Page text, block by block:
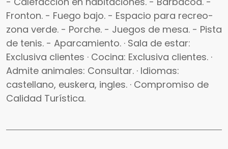
Fronton. - Fuego bajo. - Espacio para recreo-
zona verde. - Porche. - Juegos de mesa. - Pista
de tenis. - Aparcamiento. · Sala de estar:
Exclusiva clientes · Cocina: Exclusiva clientes. ·
Admite animales: Consultar. · Idiomas:
castellano, euskera, ingles. · Compromiso de
Calidad Turística.